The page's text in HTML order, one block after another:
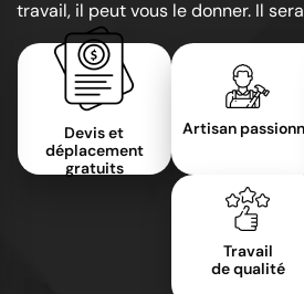
travail, il peut vous le donner. Il
Devis et
déplacement
gratuits
Artisan
Travail
de qualité